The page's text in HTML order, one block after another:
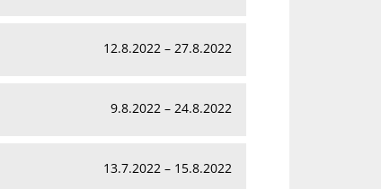
12.8.2022 – 27.8.2022
9.8.2022 – 24.8.2022
13.7.2022 – 15.8.2022